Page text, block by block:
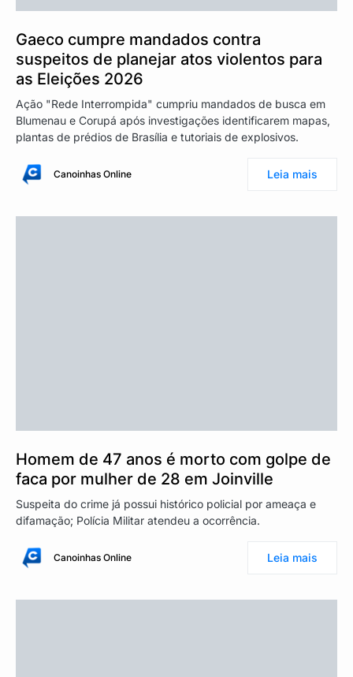
Gaeco cumpre mandados contra
suspeitos de planejar atos violentos para
as Eleições 2026
Ação "Rede Interrompida" cumpriu mandados de busca em
Blumenau e Corupá após investigações identificarem mapas,
plantas de prédios de Brasília e tutoriais de explosivos.
Canoinhas Online Leia mais
Homem de 47 anos é morto com golpe de
faca por mulher de 28 em Joinville
Suspeita do crime já possui histórico policial por ameaça e
difamação; Polícia Militar atendeu a ocorrência.
Canoinhas Online Leia mais